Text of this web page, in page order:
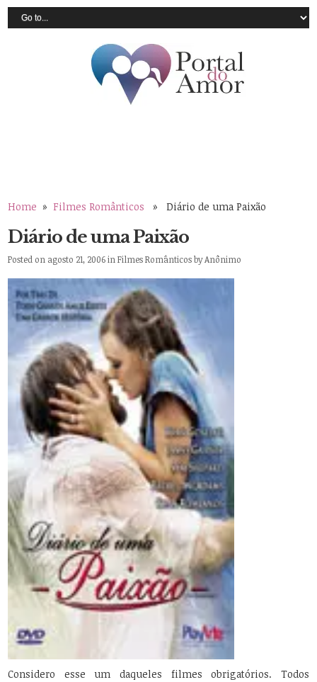
Home » Filmes Românticos » Diário de uma Paixão
Diário de uma Paixão
Posted on agosto 21, 2006 inFilmes RomânticosbyAnônimo
Considero esse um daqueles filmes obrigatórios. Todos